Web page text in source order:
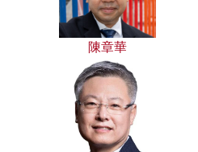
陳章華